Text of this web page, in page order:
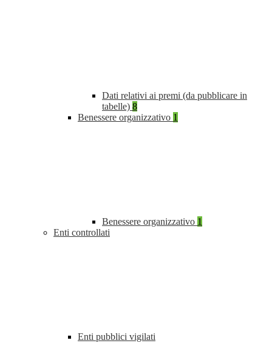
Dati relativi ai premi (da pubblicare in
tabelle) 8
Benessere organizzativo 1
Benessere organizzativo 1
Enti controllati
Enti pubblici vigilati